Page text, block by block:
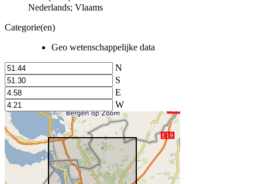
Nederlands; Vlaams
Categorie(en)
Geo wetenschappelijke data
N
S
E
W